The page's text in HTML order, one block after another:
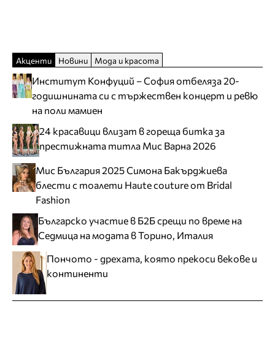
Акценти Новини Мода и красота
Институт Конфуций – София отбеляза 20-
годишнината си с тържествен концерт и ревю
на поли мамиен
24 красавици влизат в гореща битка за
престижната титла Мис Варна 2026
Мис България 2025 Симона Бакърджиева
блести с тоалети Haute couture от Bridal
Fashion
Българско участие в Б2Б срещи по време на
Седмица на модата в Торино, Италия
Пончото - дрехата, която прекоси векове и
континенти